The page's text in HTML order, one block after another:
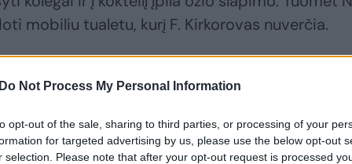
Do Not Process My Personal Information
opt-out of the sale, sharing to third parties, or processing of your
for targeted advertising by us, please use the below opt-out
selection. Please note that after your opt-out request is processed
mobiliu tualetu, kurį F. Kirkorovas nuverčia.
Baskovas puola Filipą Kirkorovą. Šie ima
kur ta pati gerbėja meta įjungtą
pas protėvius.